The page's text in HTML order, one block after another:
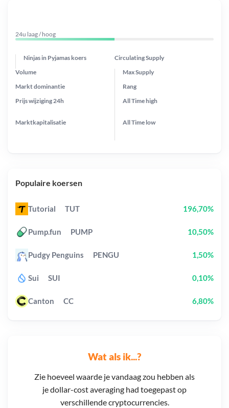
Wat als ik...?
Zie hoeveel waarde je vandaag zou hebben als
je dollar-cost averaging had toegepast op
verschillende cryptocurrencies.
24u laag / hoog
Ninjas in Pyjamas koers Circulating Supply
Prijs wijziging 24h
Max Supply
Markt dominantie
Marktkapitalisatie
Volume
Rang
All Timehigh
All Time low
Populaire koersen
Tutorial TUT 196,70%
Pump.fun PUMP 10,50%
Pudgy Penguins PENGU 1,50%
Sui SUI 0,10%
Canton CC 6,80%